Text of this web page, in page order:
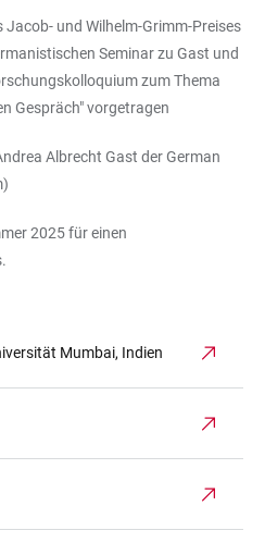
Jacob- und Wilhelm-Grimm-Preises
Seminar zu Gast und
zum Thema
Gespräch" vorgetragen
Albrecht Gast der German
2025 für einen
Mumbai, Indien